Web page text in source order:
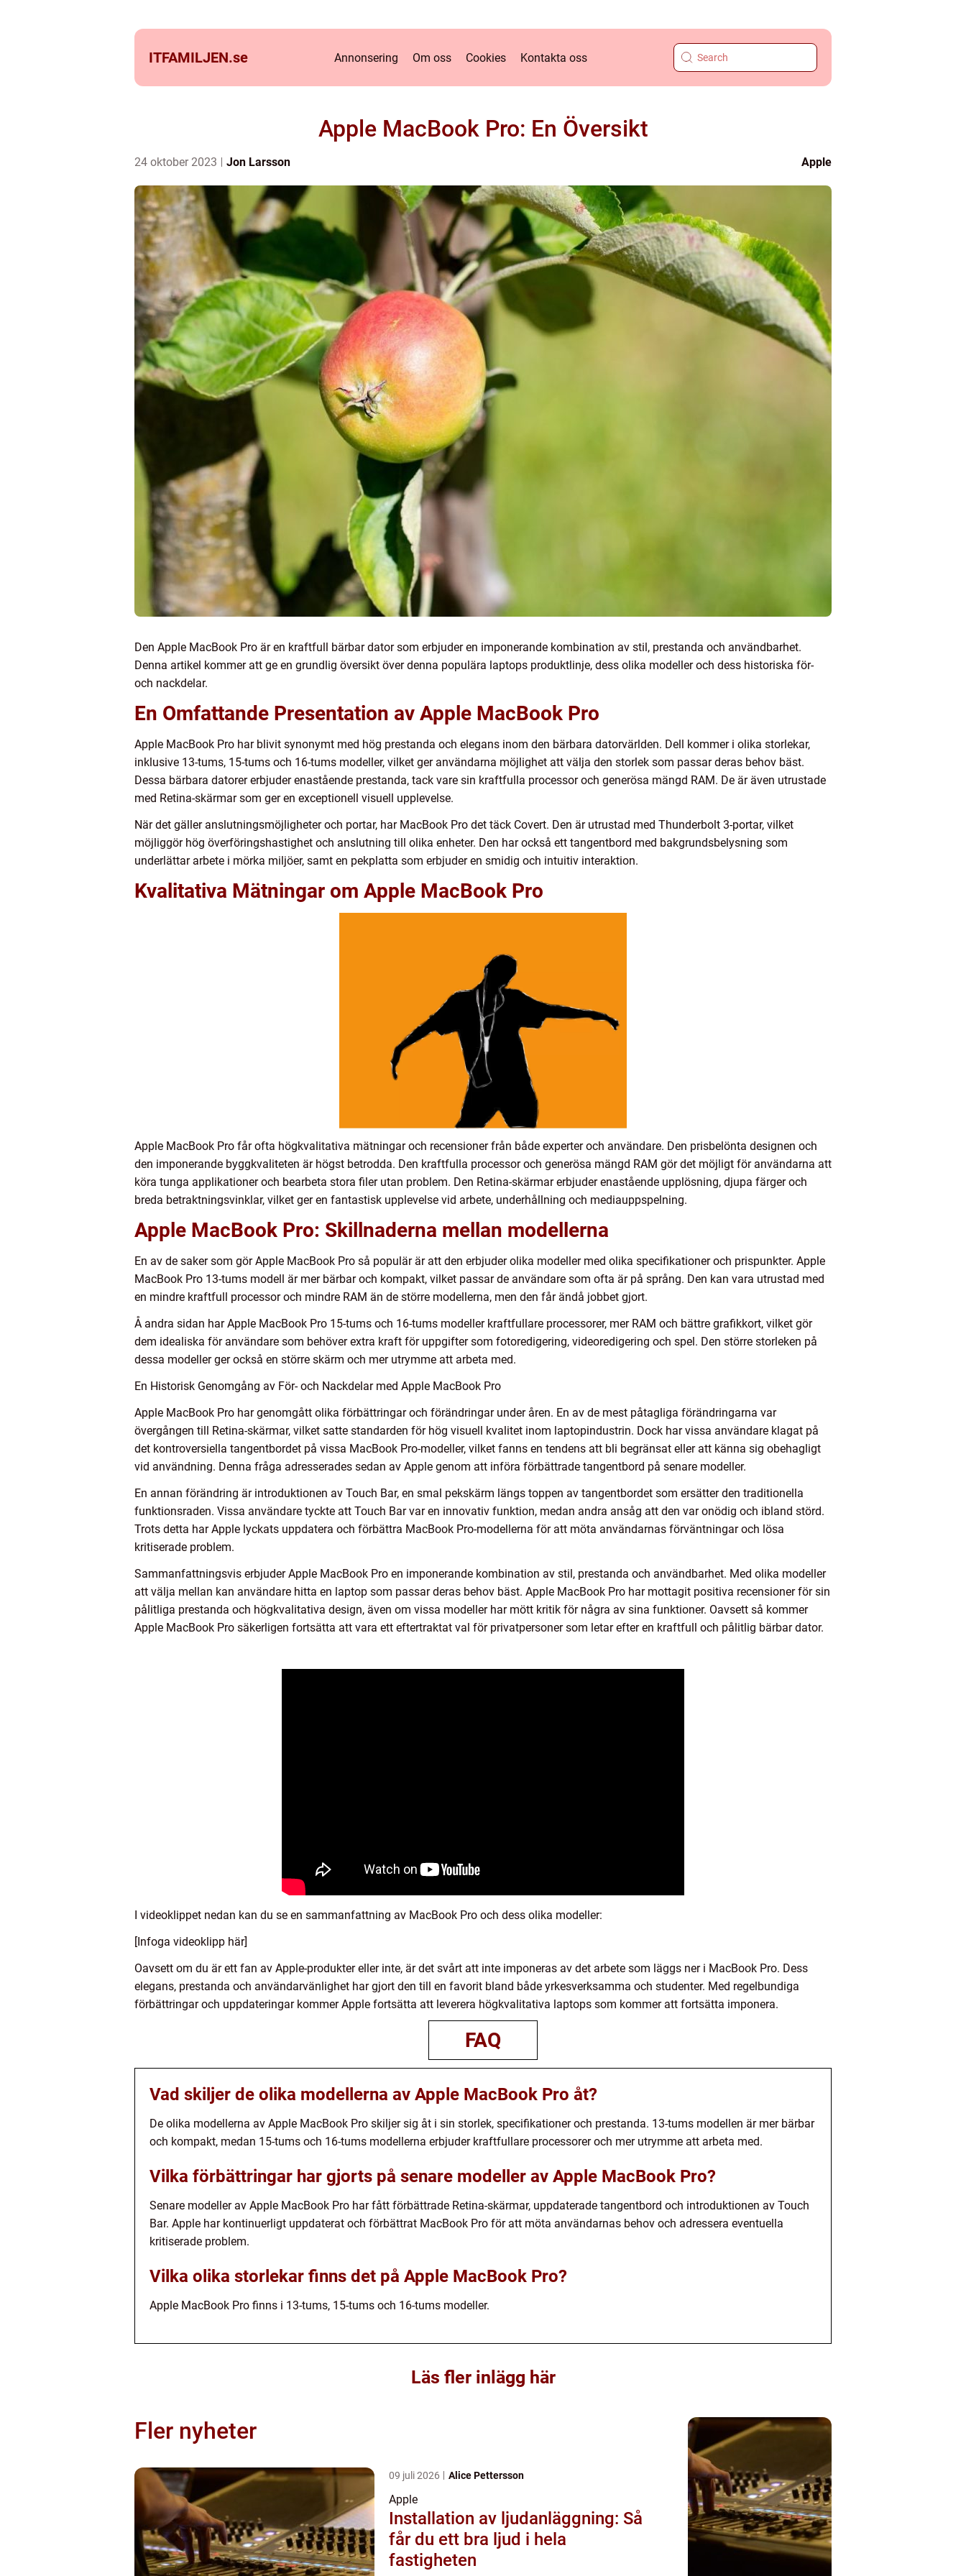
ITFAMILJEN.se Annonsering Om oss Cookies Kontakta oss
Apple MacBook Pro: En Översikt
24 oktober 2023 Jon Larsson Apple
Den Apple MacBook Pro är en kraftfull bärbar dator som erbjuder en imponerande kombination av stil, prestanda och användbarhet.
Denna artikel kommer att ge en grundlig översikt över denna populära laptops produktlinje, dess olika modeller och dess historiska för-
och nackdelar.
En Omfattande Presentation av Apple MacBook Pro
Apple MacBook Pro har blivit synonymt med hög prestanda och elegans inom den bärbara datorvärlden. Dell kommer i olika storlekar,
inklusive 13-tums, 15-tums och 16-tums modeller, vilket ger användarna möjlighet att välja den storlek som passar deras behov bäst.
Dessa bärbara datorer erbjuder enastående prestanda, tack vare sin kraftfulla processor och generösa mängd RAM. De är även utrustade
med Retina-skärmar som ger en exceptionell visuell upplevelse.
När det gäller anslutningsmöjligheter och portar, har MacBook Pro det täck Covert. Den är utrustad med Thunderbolt 3-portar, vilket
möjliggör hög överföringshastighet och anslutning till olika enheter. Den har också ett tangentbord med bakgrundsbelysning som
underlättar arbete i mörka miljöer, samt en pekplatta som erbjuder en smidig och intuitiv interaktion.
Kvalitativa Mätningar om Apple MacBook Pro
Apple MacBook Pro får ofta högkvalitativa mätningar och recensioner från både experter och användare. Den prisbelönta designen och
den imponerande byggkvaliteten är högst betrodda. Den kraftfulla processor och generösa mängd RAM gör det möjligt för användarna att
köra tunga applikationer och bearbeta stora filer utan problem. Den Retina-skärmar erbjuder enastående upplösning, djupa färger och
breda betraktningsvinklar, vilket ger en fantastisk upplevelse vid arbete, underhållning och mediauppspelning.
Apple MacBook Pro: Skillnaderna mellan modellerna
En av de saker som gör Apple MacBook Pro så populär är att den erbjuder olika modeller med olika specifikationer och prispunkter. Apple
MacBook Pro 13-tums modell är mer bärbar och kompakt, vilket passar de användare som ofta är på språng. Den kan vara utrustad med
en mindre kraftfull processor och mindre RAM än de större modellerna, men den får ändå jobbet gjort.
Å andra sidan har Apple MacBook Pro 15-tums och 16-tums modeller kraftfullare processorer, mer RAM och bättre grafikkort, vilket gör
dem idealiska för användare som behöver extra kraft för uppgifter som fotoredigering, videoredigering och spel. Den större storleken på
dessa modeller ger också en större skärm och mer utrymme att arbeta med.
En Historisk Genomgång av För- och Nackdelar med Apple MacBook Pro
Apple MacBook Pro har genomgått olika förbättringar och förändringar under åren. En av de mest påtagliga förändringarna var
övergången till Retina-skärmar, vilket satte standarden för hög visuell kvalitet inom laptopindustrin. Dock har vissa användare klagat på
det kontroversiella tangentbordet på vissa MacBook Pro-modeller, vilket fanns en tendens att bli begränsat eller att känna sig obehagligt
vid användning. Denna fråga adresserades sedan av Apple genom att införa förbättrade tangentbord på senare modeller.
En annan förändring är introduktionen av Touch Bar, en smal pekskärm längs toppen av tangentbordet som ersätter den traditionella
funktionsraden. Vissa användare tyckte att Touch Bar var en innovativ funktion, medan andra ansåg att den var onödig och ibland störd.
Trots detta har Apple lyckats uppdatera och förbättra MacBook Pro-modellerna för att möta användarnas förväntningar och lösa
kritiserade problem.
Sammanfattningsvis erbjuder Apple MacBook Pro en imponerande kombination av stil, prestanda och användbarhet. Med olika modeller
att välja mellan kan användare hitta en laptop som passar deras behov bäst. Apple MacBook Pro har mottagit positiva recensioner för sin
pålitliga prestanda och högkvalitativa design, även om vissa modeller har mött kritik för några av sina funktioner. Oavsett så kommer
Apple MacBook Pro säkerligen fortsätta att vara ett eftertraktat val för privatpersoner som letar efter en kraftfull och pålitlig bärbar dator.
I videoklippet nedan kan du se en sammanfattning av MacBook Pro och dess olika modeller:
[Infoga videoklipp här]
Oavsett om du är ett fan av Apple-produkter eller inte, är det svårt att inte imponeras av det arbete som läggs ner i MacBook Pro. Dess
elegans, prestanda och användarvänlighet har gjort den till en favorit bland både yrkesverksamma och studenter. Med regelbundiga
förbättringar och uppdateringar kommer Apple fortsätta att leverera högkvalitativa laptops som kommer att fortsätta imponera.
FAQ
Vad skiljer de olika modellerna av Apple MacBook Pro åt?
De olika modellerna av Apple MacBook Pro skiljer sig åt i sin storlek, specifikationer och prestanda. 13-tums modellen är mer bärbar
och kompakt, medan 15-tums och 16-tums modellerna erbjuder kraftfullare processorer och mer utrymme att arbeta med.
Vilka förbättringar har gjorts på senare modeller av Apple MacBook Pro?
Senare modeller av Apple MacBook Pro har fått förbättrade Retina-skärmar, uppdaterade tangentbord och introduktionen av Touch
Bar. Apple har kontinuerligt uppdaterat och förbättrat MacBook Pro för att möta användarnas behov och adressera eventuella
kritiserade problem.
Vilka olika storlekar finns det på Apple MacBook Pro?
Apple MacBook Pro finns i 13-tums, 15-tums och 16-tums modeller.
Läs fler inlägg här
Fler nyheter
09 juli 2026 Alice Pettersson
Apple
Installation av ljudanläggning: Så
får du ett bra ljud i hela
fastigheten